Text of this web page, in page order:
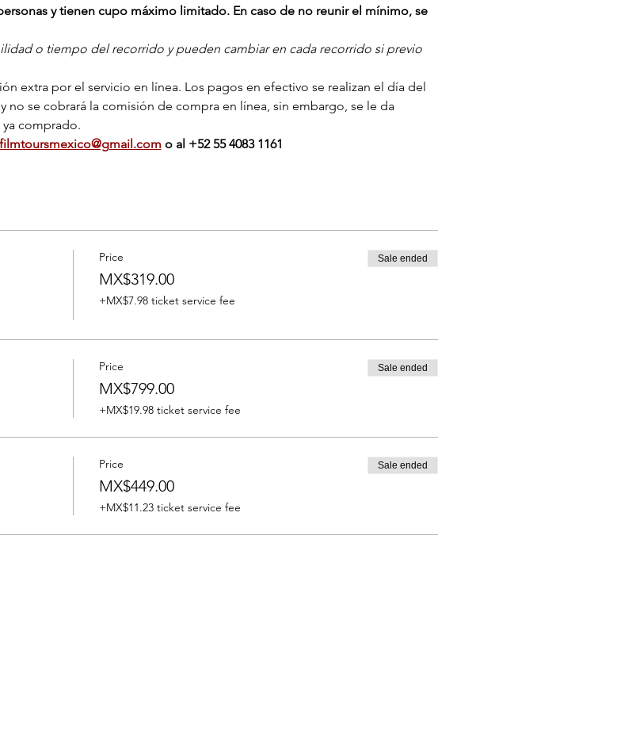
y tienen cupo máximo limitado. En caso de no reunir el mínimo, se
o tiempo del recorrido y pueden cambiar en cada recorrido si previo
extra por el servicio en línea. Los pagos en efectivo se realizan el día del
no se cobrará la comisión de compra en línea, sin embargo, se le da
comprado.
o al ‭+‭52 55 4083 1161‬
Price
MX$319.00
+MX$7.98 ticket service fee
Sale ended
Price
MX$799.00
+MX$19.98 ticket service fee
Sale ended
Price
MX$449.00
+MX$11.23 ticket service fee
Sale ended